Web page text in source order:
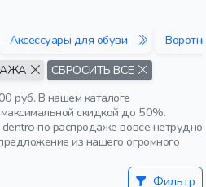
Аксессуары для обуви
СБРОСИТЬ ВСЕ
руб. В нашем каталоге
скидкой до 50%.
по распродаже вовсе нетрудно
из нашего огромного
Фильтр